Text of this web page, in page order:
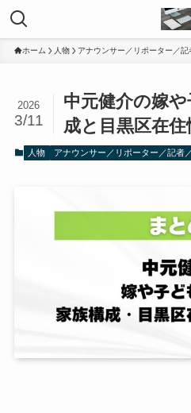
ホーム 人物 アナウンサー／リポーター／記
中元健介の嫁
成と目黒区在
2026
3/11
人物 アナウンサー／リポーター／記者